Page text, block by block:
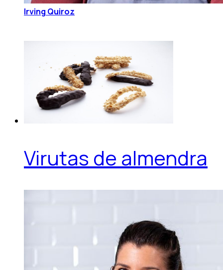
Irving Quiroz
Virutas de almendra